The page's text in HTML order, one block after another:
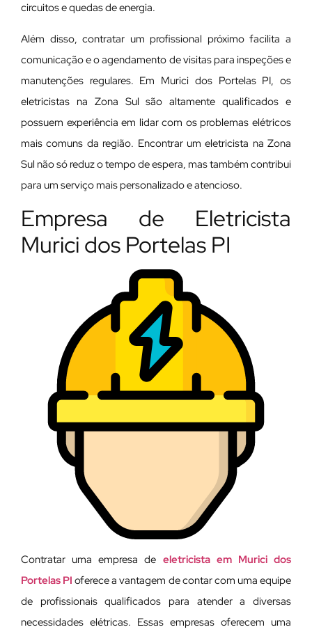
circuitos e quedas de energia.
Além disso, contratar um profissional próximo facilita a
comunicação e o agendamento de visitas para inspeções e
manutenções regulares. Em Murici dos Portelas PI, os
eletricistas na Zona Sul são altamente qualificados e
possuem experiência em lidar com os problemas elétricos
mais comuns da região. Encontrar um eletricista na Zona
Sul não só reduz o tempo de espera, mas também contribui
para um serviço mais personalizado e atencioso.
Empresa de Eletricista
Murici dos Portelas PI
Contratar uma empresa de eletricista em Murici dos
Portelas PI oferece a vantagem de contar com uma equipe
de profissionais qualificados para atender a diversas
necessidades elétricas. Essas empresas oferecem uma